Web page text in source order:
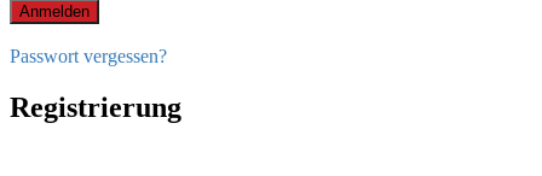
Anmelden
Passwort vergessen?
Registrierung